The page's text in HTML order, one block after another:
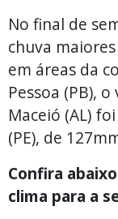
No final de
chuva
em áreas da
Pessoa (PB),
Maceió (AL)
(PE), de
Confira
clima para a